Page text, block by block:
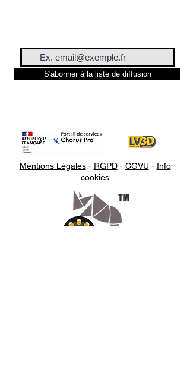
S'abonner à la liste de diffusion
Mentions Légales- RGPD- CGVU - Info
cookies